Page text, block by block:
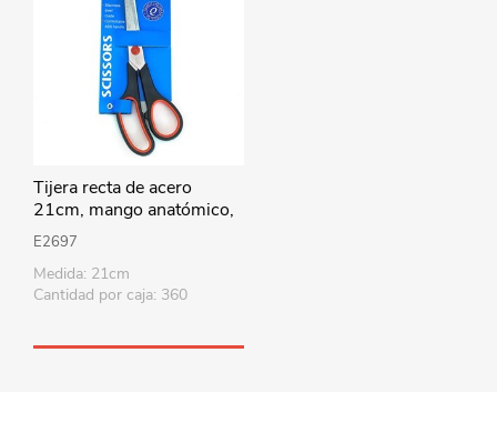
Tijera recta de acero
21cm, mango anatómico,
en cartón
E2697
Medida: 21cm
Cantidad por caja: 360